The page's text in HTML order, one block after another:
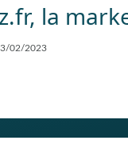
la
02/2023